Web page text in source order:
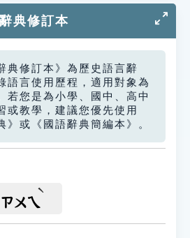
典修訂本
典修訂本》為歷史語言辭
語言使用歷程，適用對象為
若您是為小學、國中、高中
或教學，建議您優先使用
》或《國語辭典簡編本》。
ㄗㄨㄟ